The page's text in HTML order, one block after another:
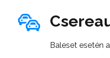
Baleset esetén